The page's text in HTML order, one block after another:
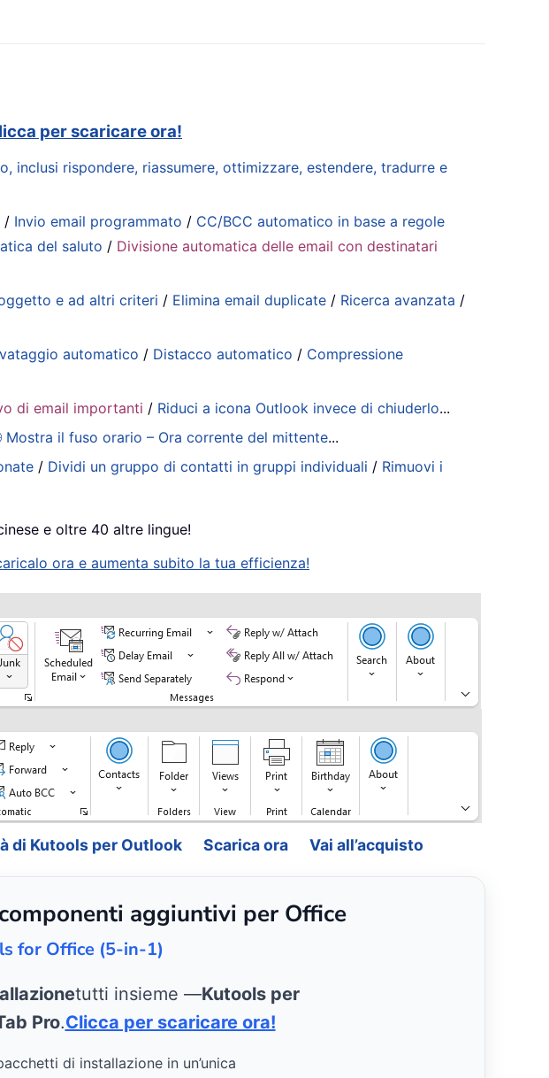
per scaricare ora!
inclusi rispondere, riassumere, ottimizzare, estendere, tradurre e
/ Invio email programmato / CC/BCC automatico in base a regole
del saluto / Divisione automatica delle email con destinatari
e ad altri criteri / Elimina email duplicate / Ricerca avanzata /
automatico / Distacco automatico / Compressione
di email importanti / Riduci a icona Outlook invece di chiuderlo...
Mostra il fuso orario – Ora corrente del mittente...
/ Dividi un gruppo di contatti in gruppi individuali / Rimuovi i
e oltre 40 altre lingue!
ora e aumenta subito la tua efficienza!
di Kutools per Outlook Scarica ora Vai all’acquisto
aggiuntivi per Office
for Office (5-in-1)
tutti insieme —Kutools per
Pro.Clicca per scaricare ora!
di installazione in un’unica